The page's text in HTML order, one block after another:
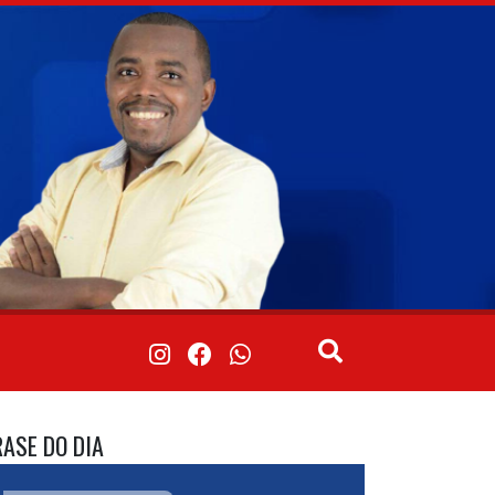
DO DIA